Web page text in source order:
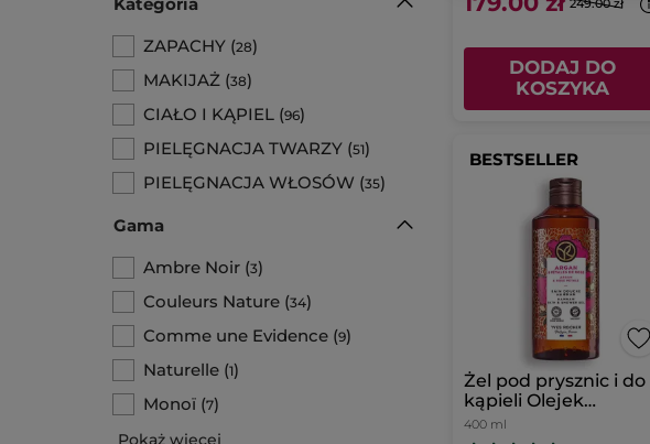
ZAPACHY (28)
MAKIJAŻ (38)
CIAŁO I KĄPIEL (96)
PIELĘGNACJA TWARZY (51)
PIELĘGNACJA WŁOSÓW (35)
Gama
Ambre Noir (3)
Couleurs Nature (34)
Comme une Evidence (9)
Naturelle (1)
Monoï (7)
Pokaż więcej
DODAJ DO
KOSZYKA
BESTSELLER
Żel pod prysznic i do
kąpieli Olejek
arganowy & Płatki róż
400 ml